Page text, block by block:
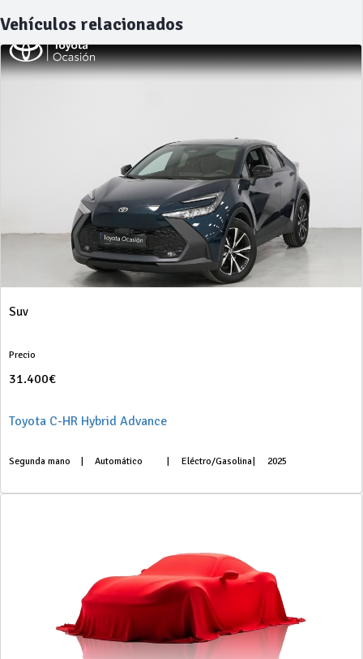
Vehículos relacionados
Suv
Precio
31.400€
Toyota C-HR Hybrid Advance
Segunda mano Automático Eléctro/Gasolina 2025